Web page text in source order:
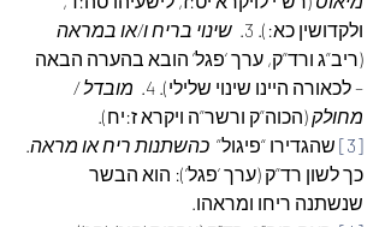
ולקדושין כא:). 3.
שינוי בריח ו/או במראה
(ריב”ג ורד”ק, ערך ‘פגל’ הובא בהערה הבאה
– לכאורה היינו שינוי שלילי). 4.
מובדל /
מחולק (הכוה”ק ורשר”ה ויקרא ז:יח).
[3]
שהגדירו “פיגול” כהשתנות ריח או מראה.
כך לשון רד”ק (ערך ‘פגל’): הוא הבשר
שנשתנה ריחו ומראהו.